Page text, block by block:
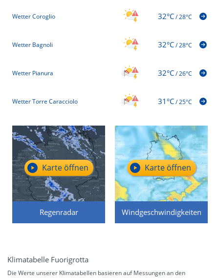
Wetter Coroglio 32°C/28°C
Wetter Bagnoli 32°C/28°C
Wetter Pianura 32°C/26°C
Wetter Torre Caracciolo 31°C/25°C
Regenradar
Karte öffnen
Windgeschwindigkeiten
Karte öffnen
Klimatabelle Fuorigrotta
Die Werte unserer Klimatabellen basieren auf Messungen an den